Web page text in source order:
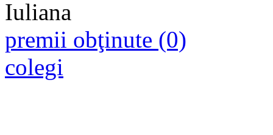
premii obţinute (0)
colegi